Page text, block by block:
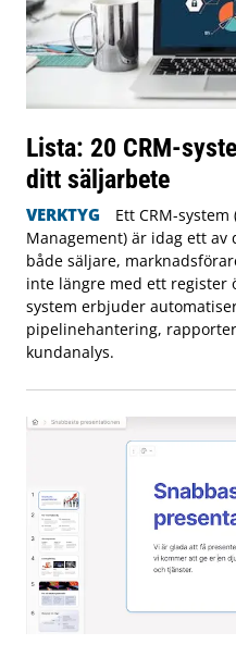
Lista: 20 CRM-
ditt säljarbete
VERKTYG
Ett CRM-
Management) är idag ett av
både säljare,
inte längre med ett register
system erbjuder
pipelinehantering,
kundanalys.